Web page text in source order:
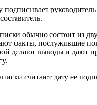
руководитель
обычно состоит из
факты, послужившие
делают выводы и дают
считают дату ее